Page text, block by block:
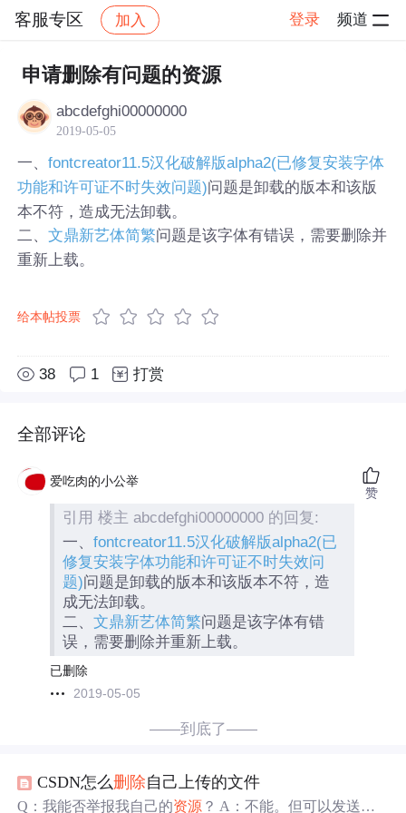
客服专区 加入 登录 频道
社区 客服专区 帖子详情
申请删除有问题的资源
abcdefghi00000000
2019-05-05
一、fontcreator11.5汉化破解版alpha2(已修复安装字体
功能和许可证不时失效问题)问题是卸载的版本和该版
本不符，造成无法卸载。
二、文鼎新艺体简繁问题是该字体有错误，需要删除并
重新上载。
给本帖投票
38 1 打赏
全部评论
爱吃肉的小公举
引用 楼主 abcdefghi00000000 的回复:
一、fontcreator11.5汉化破解版alpha2(已
修复安装字体功能和许可证不时失效问
题)问题是卸载的版本和该版本不符，造
成无法卸载。
二、文鼎新艺体简繁问题是该字体有错
误，需要删除并重新上载。
已删除
2019-05-05
赞
——到底了——
CSDN怎么删除自己上传的文件
Q：我能否举报我自己的资源 ？ A：不能。但可以发送邮